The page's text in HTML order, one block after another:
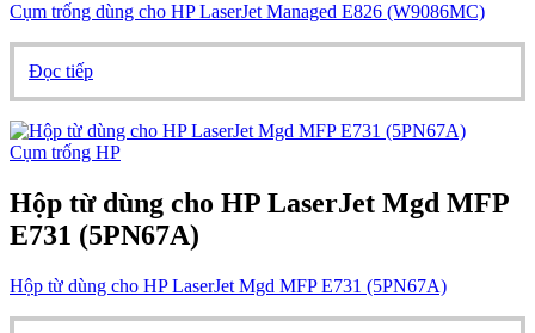
Cụm trống dùng cho HP LaserJet Managed E826 (W9086MC)
Đọc tiếp
Cụm trống HP
Hộp từ dùng cho HP LaserJet Mgd MFP
E731 (5PN67A)
Hộp từ dùng cho HP LaserJet Mgd MFP E731 (5PN67A)